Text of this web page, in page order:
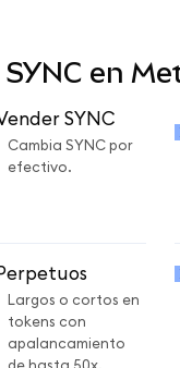
en
SYNC
Cambia SYNC por
efectivo.
Perpetuos
Largos o cortos en
tokens con
apalancamiento